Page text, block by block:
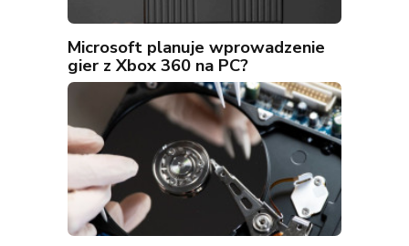
Microsoft planuje wprowadzenie
gier z Xbox 360 na PC?